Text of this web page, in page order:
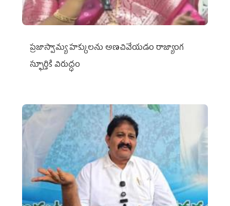
ప్రజాస్వామ్య హక్కులను అణచివేయడం రాజ్యాంగ
స్ఫూర్తికి విరుద్ధం